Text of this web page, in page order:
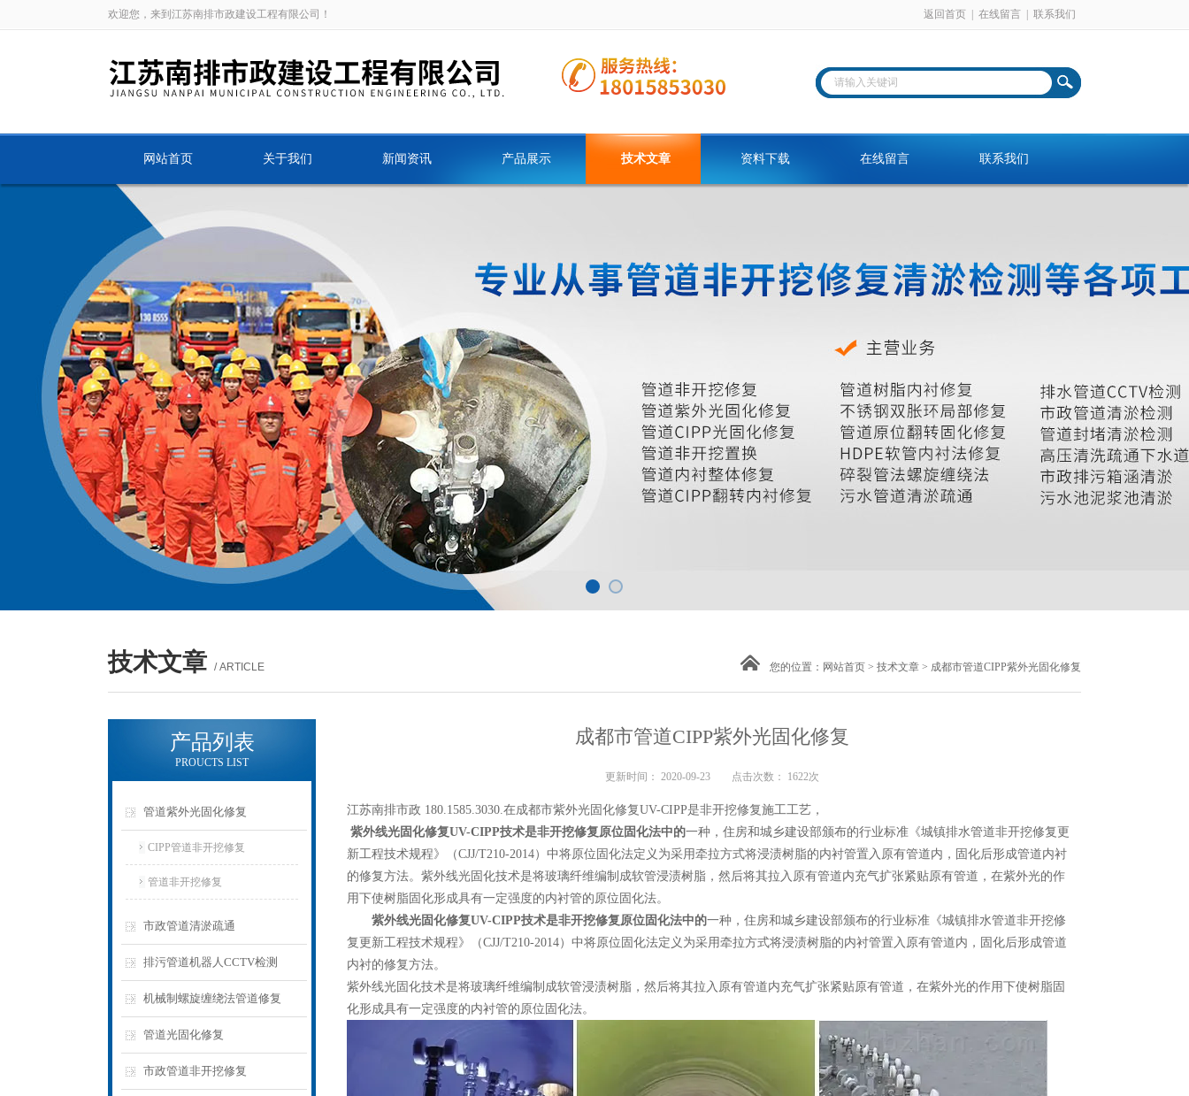
欢迎您，来到江苏南排市政建设工程有限公司！ 返回首页 在线留言 联系我们
网站首页 关于我们 新闻资讯 产品展示 技术文章 资料下载 在线留言 联系我们
技术文章 / ARTICLE 您的位置： 网站首页 > 技术文章 > 成都市管道CIPP紫外光固化修复
产品列表
PROUCTS LIST
管道紫外光固化修复
CIPP管道非开挖修复
管道非开挖修复
市政管道清淤疏通
排污管道机器人CCTV检测
机械制螺旋缠绕法管道修复
管道光固化修复
市政管道非开挖修复
成都市管道CIPP紫外光固化修复
更新时间： 2020-09-23 点击次数： 1622次
江苏南排市政 180.1585.3030.在成都市紫外光固化修复UV-CIPP是非开挖修复施工工艺，
紫外线光固化修复UV-CIPP技术是非开挖修复原位固化法中的一种，住房和城乡建设部颁布的行业标准《城镇排水管道非开挖修复更
新工程技术规程》
（CJJ/T210-2014）中将原位固化法定义为采用牵拉方式将浸渍树脂的内衬管置入原有管道内，固化后形成管道内衬
的修复方法。紫外线光固化技术是将玻璃纤维编制成软管浸渍树脂，然后将其拉入原有管道内充气扩张紧贴原有管道，在紫外光的作
用下使树脂固化形成具有一定强度的内衬管的原位固化法。
紫外线光固化修复UV-CIPP技术是非开挖修复原位固化法中的一种，住房和城乡建设部颁布的行业标准《城镇排水管道非开挖修
复更新工程技术规程》（CJJ/T210-2014）中将原位固化法定义为采用牵拉方式将浸渍树脂的内衬管置入原有管道内，固化后形成管道
内衬的修复方法。
紫外线光固化技术是将玻璃纤维编制成软管浸渍树脂，然后将其拉入原有管道内充气扩张紧贴原有管道，在紫外光的作用下使树脂固
化形成具有一定强度的内衬管的原位固化法。